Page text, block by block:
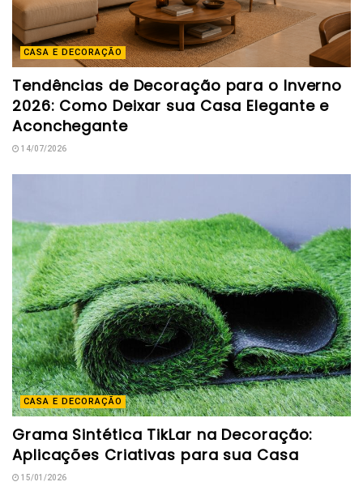
CASA E DECORAÇÃO
Tendências de Decoração para o Inverno
2026: Como Deixar sua Casa Elegante e
Aconchegante
14/07/2026
CASA E DECORAÇÃO
Grama Sintética TikLar na Decoração:
Aplicações Criativas para sua Casa
15/01/2026